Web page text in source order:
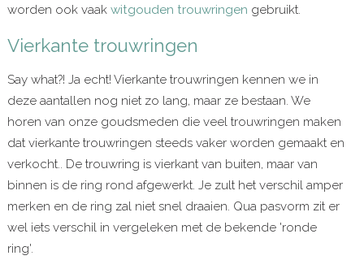
worden ook vaak witgouden trouwringen gebruikt.
Vierkante trouwringen
Say what?! Ja echt! Vierkante trouwringen kennen we in
deze aantallen nog niet zo lang, maar ze bestaan. We
horen van onze goudsmeden die veel trouwringen maken
dat vierkante trouwringen steeds vaker worden gemaakt en
verkocht.. De trouwring is vierkant van buiten, maar van
binnen is de ring rond afgewerkt. Je zult het verschil amper
merken en de ring zal niet snel draaien. Qua pasvorm zit er
wel iets verschil in vergeleken met de bekende 'ronde
ring'.